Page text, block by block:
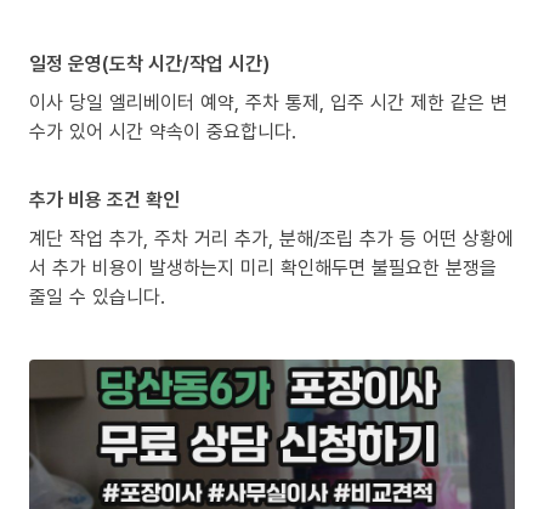
일정 운영(도착 시간/작업 시간)
이사 당일 엘리베이터 예약, 주차 통제, 입주 시간 제한 같은 변
수가 있어 시간 약속이 중요합니다.
추가 비용 조건 확인
계단 작업 추가, 주차 거리 추가, 분해/조립 추가 등 어떤 상황에
서 추가 비용이 발생하는지 미리 확인해두면 불필요한 분쟁을
줄일 수 있습니다.